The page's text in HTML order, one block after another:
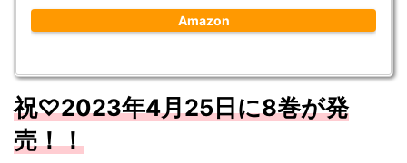
Amazon
祝♡2023年4月25日に8巻が発
売！！